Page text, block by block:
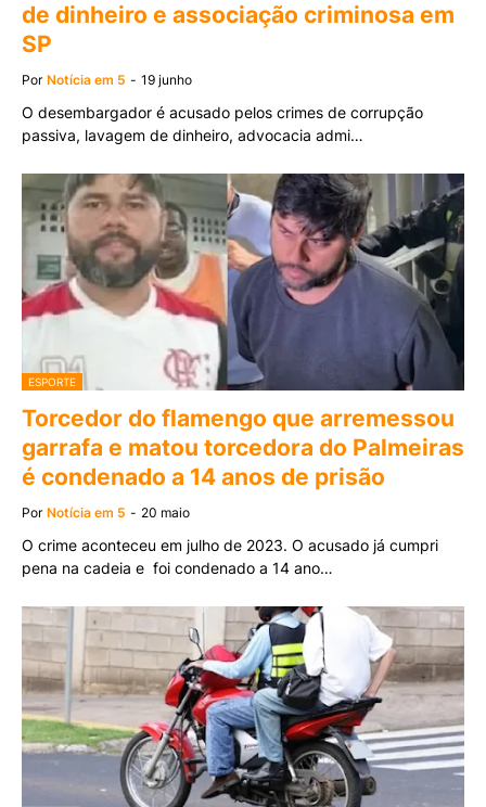
de dinheiro e associação criminosa em
SP
Por Notícia em 5 - 19 junho
O desembargador é acusado pelos crimes de corrupção
passiva, lavagem de dinheiro, advocacia admi…
ESPORTE
Torcedor do flamengo que arremessou
garrafa e matou torcedora do Palmeiras
é condenado a 14 anos de prisão
Por Notícia em 5 - 20 maio
O crime aconteceu em julho de 2023. O acusado já cumpri
pena na cadeia e foi condenado a 14 ano…